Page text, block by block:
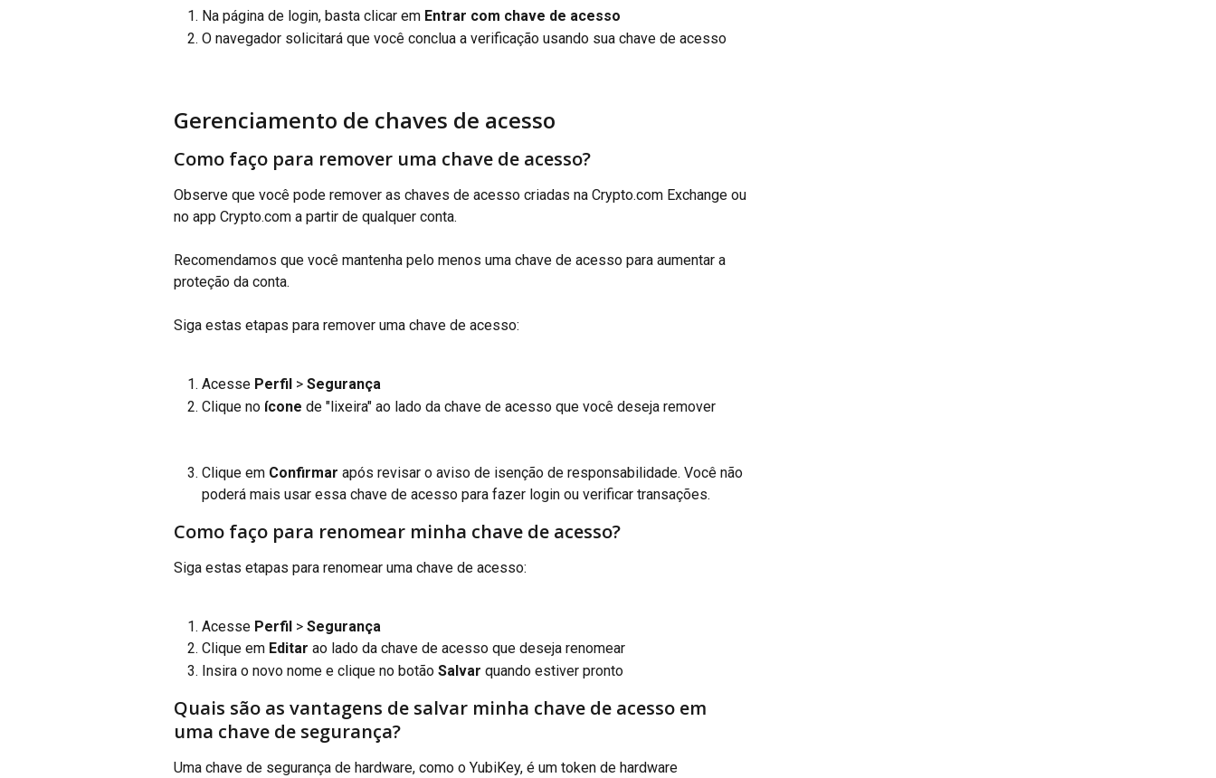
Na página de login, basta clicar em Entrar com chave de acesso
O navegador solicitará que você conclua a verificação usando sua chave de acesso
Gerenciamento de chaves de acesso
Como faço para remover uma chave de acesso?
Observe que você pode remover as chaves de acesso criadas na Crypto.com Exchange ou
no app Crypto.com a partir de qualquer conta.
Recomendamos que você mantenha pelo menos uma chave de acesso para aumentar a
proteção da conta.
Siga estas etapas para remover uma chave de acesso:
Acesse Perfil > Segurança
Clique no ícone de "lixeira" ao lado da chave de acesso que você deseja remover
Clique em Confirmar após revisar o aviso de isenção de responsabilidade. Você não
poderá mais usar essa chave de acesso para fazer login ou verificar transações.
Como faço para renomear minha chave de acesso?
Siga estas etapas para renomear uma chave de acesso:
Acesse Perfil > Segurança
Clique em Editar ao lado da chave de acesso que deseja renomear
Insira o novo nome e clique no botão Salvar quando estiver pronto
Quais são as vantagens de salvar minha chave de acesso em
uma chave de segurança?
Uma chave de segurança de hardware, como o YubiKey, é um token de hardware